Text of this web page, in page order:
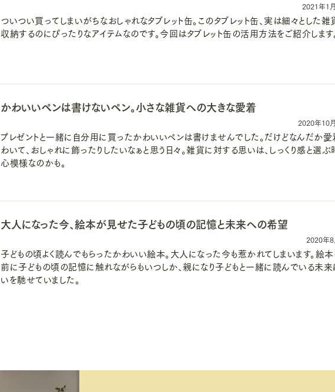
2021年1
ついつい買ってしまいがちなおしゃれなタブレット缶。このタブレット缶、実は細々とした雑
収納するのにぴったりなアイテムなのです。今回はタブレット缶の活用方法をご紹介します
かわいいペンは書けないペン。小さな雑貨への大きな愛着
2020年10
プレゼントと一緒に自分用に買ったかわいいペンは書けませんでした。だけどなんだか
わいて、おしゃれに飾ったりしたいなぁと思う日々。雑貨に対する思いは、しっくり感と選
心模様なのかも。
大人になった今、絵本が見せた子どもの頃の記憶と未来への希望
2020年8
子どもの頃よく読んでもらったかわいい絵本。大人になった今も惹かれてしまいます。絵
前に子どもの頃の記憶に触れながらもいつしか、親になり子どもと一緒に読んでいる未
いを馳せていました。